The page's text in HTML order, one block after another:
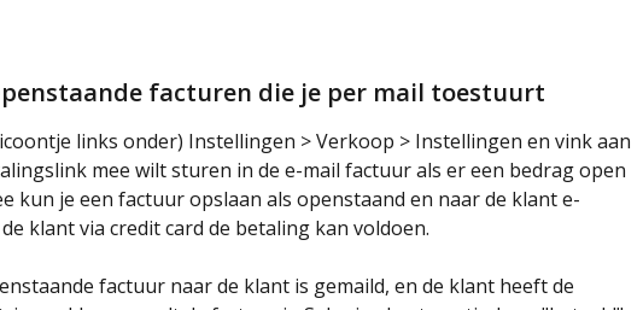
facturen die je per mail toestuurt
links onder) Instellingen > Verkoop > Instellingen en vink aan
mee wilt sturen in de e-mail factuur als er een bedrag open
kun je een factuur opslaan als openstaand en naar de klant e-
klant via credit card de betaling kan voldoen.
factuur naar de klant is gemaild, en de klant heeft de